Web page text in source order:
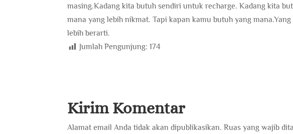
masing.Kadang kita butuh sendiri untuk recharge. Kadang kita
mana yang lebih nikmat. Tapi kapan kamu butuh yang
lebih berarti.
Jumlah Pengunjung: 174
Kirim Komentar
Alamat email Anda tidak akan dipublikasikan. Ruas yang wajib